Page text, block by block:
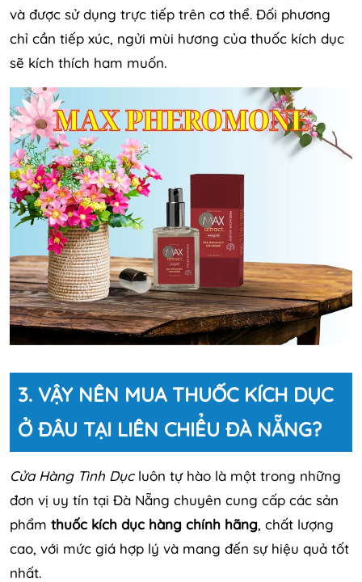
và được sử dụng trực tiếp trên cơ thể. Đối phương
chỉ cần tiếp xúc, ngửi mùi hương của thuốc kích dục
sẽ kích thích ham muốn.
3. VẬY NÊN MUA THUỐC KÍCH DỤC
Ở ĐÂU TẠI LIÊN CHIỂU ĐÀ NẴNG?
Cửa Hàng Tình Dụcluôn tự hào là một trong những
đơn vị uy tín tại Đà Nẵng chuyên cung cấp các sản
phẩm thuốc kích dục hàng chính hãng, chất lượng
cao, với mức giá hợp lý và mang đến sự hiệu quả tốt
nhất.